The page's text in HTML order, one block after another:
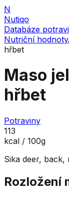
N
Nutiqo
Databáze
Nutriční hodnoty
hřbet
Maso
hřbet
Potraviny
113
kcal / 100g
Sika deer, back,
Rozložení